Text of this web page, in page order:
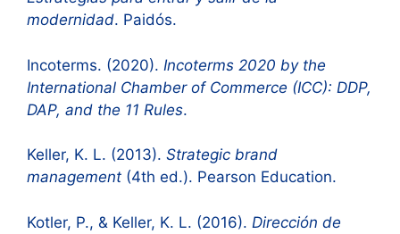
modernidad. Paidós.
Incoterms. (2020). Incoterms 2020 by the
International Chamber of Commerce (ICC): DDP,
DAP, and the 11 Rules.
Keller, K. L. (2013). Strategic brand
management (4th ed.). Pearson Education.
Kotler, P., & Keller, K. L. (2016). Dirección de